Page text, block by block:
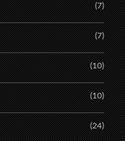
(7)
(7)
(10)
(10)
(24)